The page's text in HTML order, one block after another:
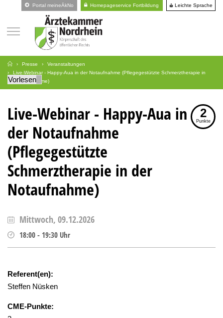
Portal meineÄkNo Homepageservice Fortbildung Leichte Sprache
Presse
Veranstaltungen
Live-Webinar - Happy-Aua in der Notaufnahme (Pflegegestützte Schmerztherapie in
der Notaufnahme)
Vorlesen
Live-Webinar - Happy-Aua in
der Notaufnahme
(Pflegegestützte
Schmerztherapie in der
Notaufnahme)
2
Punkte
Mittwoch, 09.12.2026
18:00 - 19:30 Uhr
Referent(en):
Steffen Nüsken
CME-Punkte: